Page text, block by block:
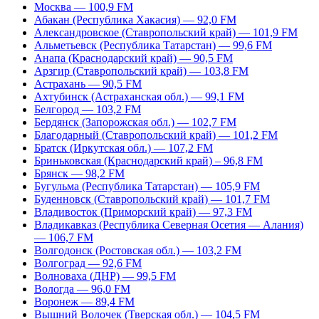
Москва — 100,9 FM
Абакан (Республика Хакасия) — 92,0 FM
Александровское (Ставропольский край) — 101,9 FM
Альметьевск (Республика Татарстан) — 99,6 FM
Анапа (Краснодарский край) — 90,5 FM
Арзгир (Ставропольский край) — 103,8 FM
Астрахань — 90,5 FM
Ахтубинск (Астраханская обл.) — 99,1 FM
Белгород — 103,2 FM
Бердянск (Запорожская обл.) — 102,7 FM
Благодарный (Ставропольский край) — 101,2 FM
Братск (Иркутская обл.) — 107,2 FM
Бриньковская (Краснодарский край) – 96,8 FM
Брянск — 98,2 FM
Бугульма (Республика Татарстан) — 105,9 FM
Буденновск (Ставропольский край) — 101,7 FM
Владивосток (Приморский край) — 97,3 FM
Владикавказ (Республика Северная Осетия — Алания)
— 106,7 FM
Волгодонск (Ростовская обл.) — 103,2 FM
Волгоград — 92,6 FM
Волноваха (ДНР) — 99,5 FM
Вологда — 96,0 FM
Воронеж — 89,4 FM
Вышний Волочек (Тверская обл.) — 104,5 FM